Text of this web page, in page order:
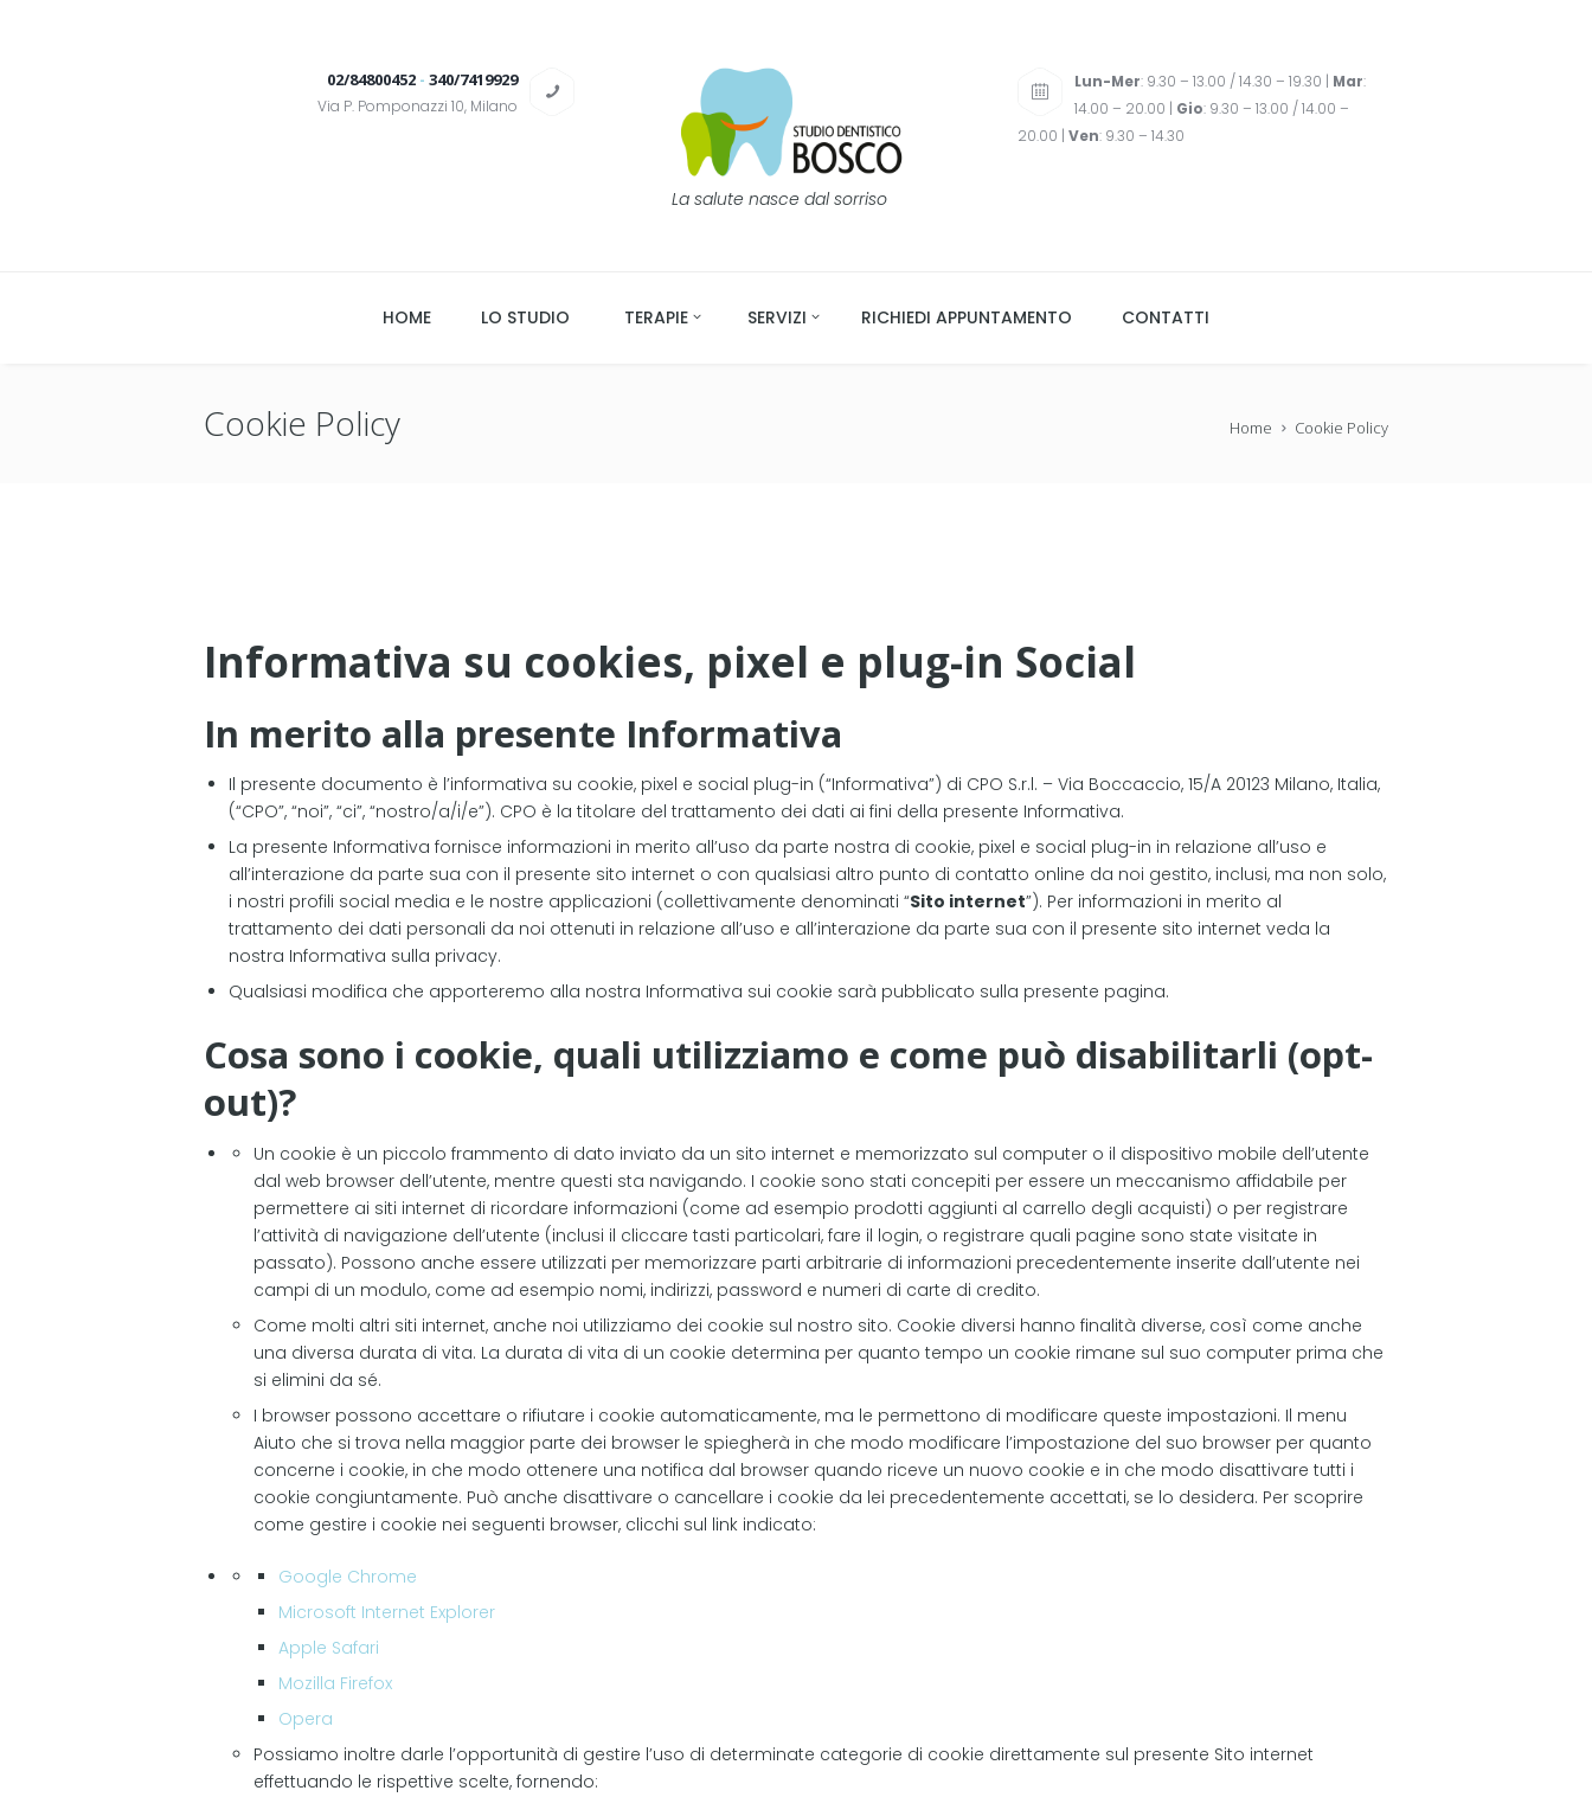
02/84800452- 340/7419929
Via P. Pomponazzi 10, Milano
La salute nasce dal sorriso
Lun-Mer: 9.30 – 13.00 / 14.30 – 19.30 | Mar:
14.00 – 20.00 | Gio: 9.30 – 13.00 / 14.00 –
20.00 | Ven: 9.30 – 14.30
HOME LO STUDIO TERAPIE SERVIZI RICHIEDI APPUNTAMENTO CONTATTI
Cookie Policy Home Cookie Policy
Informativa su cookies, pixel e plug-in Social
In merito alla presente Informativa
Il presente documento è l’informativa su cookie, pixel e social plug-in (“Informativa”) di CPO S.r.l. – Via Boccaccio, 15/A 20123 Milano, Italia,
(“CPO”, “noi”, “ci”, “nostro/a/i/e”). CPO è la titolare del trattamento dei dati ai fini della presente Informativa.
La presente Informativa fornisce informazioni in merito all’uso da parte nostra di cookie, pixel e social plug-in in relazione all’uso e
all’interazione da parte sua con il presente sito internet o con qualsiasi altro punto di contatto online da noi gestito, inclusi, ma non solo,
i nostri profili social media e le nostre applicazioni (collettivamente denominati “Sito internet”). Per informazioni in merito al
trattamento dei dati personali da noi ottenuti in relazione all’uso e all’interazione da parte sua con il presente sito internet veda la
nostra Informativa sulla privacy.
Qualsiasi modifica che apporteremo alla nostra Informativa sui cookie sarà pubblicato sulla presente pagina.
Cosa sono i cookie, quali utilizziamo e come può disabilitarli (opt-
out)?
Un cookie è un piccolo frammento di dato inviato da un sito internet e memorizzato sul computer o il dispositivo mobile dell’utente
dal web browser dell’utente, mentre questi sta navigando. I cookie sono stati concepiti per essere un meccanismo affidabile per
permettere ai siti internet di ricordare informazioni (come ad esempio prodotti aggiunti al carrello degli acquisti) o per registrare
l’attività di navigazione dell’utente (inclusi il cliccare tasti particolari, fare il login, o registrare quali pagine sono state visitate in
passato). Possono anche essere utilizzati per memorizzare parti arbitrarie di informazioni precedentemente inserite dall’utente nei
campi di un modulo, come ad esempio nomi, indirizzi, password e numeri di carte di credito.
Come molti altri siti internet, anche noi utilizziamo dei cookie sul nostro sito. Cookie diversi hanno finalità diverse, così come anche
una diversa durata di vita. La durata di vita di un cookie determina per quanto tempo un cookie rimane sul suo computer prima che
si elimini da sé.
I browser possono accettare o rifiutare i cookie automaticamente, ma le permettono di modificare queste impostazioni. Il menu
Aiuto che si trova nella maggior parte dei browser le spiegherà in che modo modificare l’impostazione del suo browser per quanto
concerne i cookie, in che modo ottenere una notifica dal browser quando riceve un nuovo cookie e in che modo disattivare tutti i
cookie congiuntamente. Può anche disattivare o cancellare i cookie da lei precedentemente accettati, se lo desidera. Per scoprire
come gestire i cookie nei seguenti browser, clicchi sul link indicato:
Google Chrome
Microsoft Internet Explorer
Apple Safari
Mozilla Firefox
Opera
Possiamo inoltre darle l’opportunità di gestire l’uso di determinate categorie di cookie direttamente sul presente Sito internet
effettuando le rispettive scelte, fornendo: